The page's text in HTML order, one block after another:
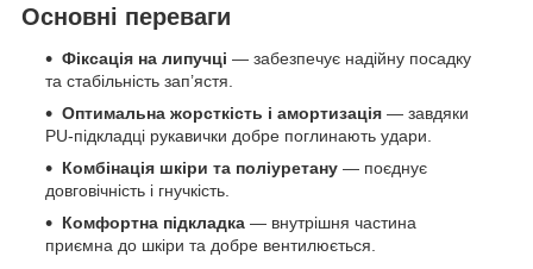
Основні переваги
Фіксація на липучці — забезпечує надійну посадку
та стабільність зап’ястя.
Оптимальна жорсткість і амортизація — завдяки
PU-підкладці рукавички добре поглинають удари.
Комбінація шкіри та поліуретану — поєднує
довговічність і гнучкість.
Комфортна підкладка — внутрішня частина
приємна до шкіри та добре вентилюється.